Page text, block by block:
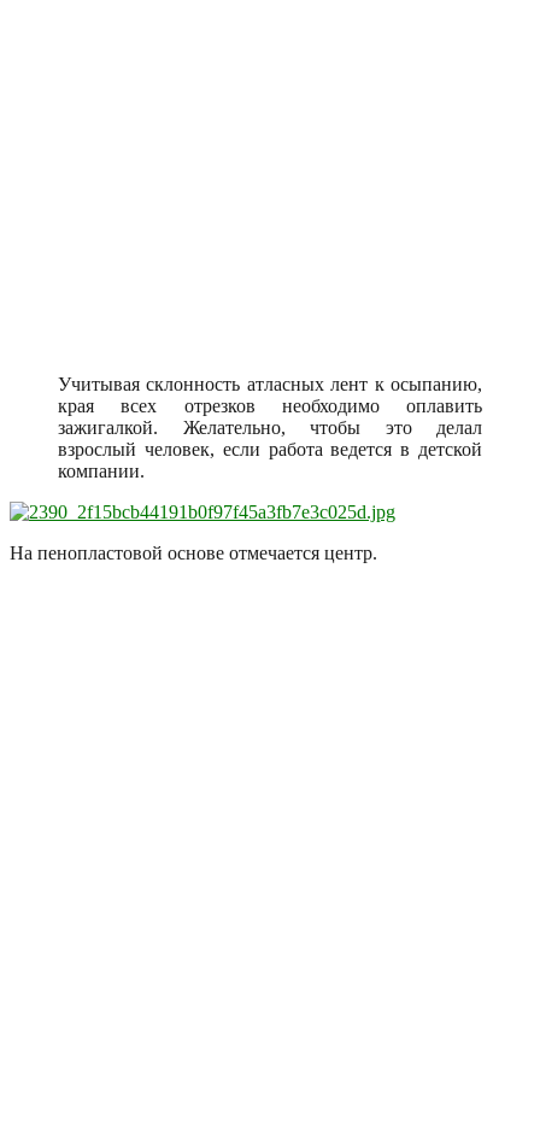
Учитывая склонность атласных лент к осыпанию,
края всех отрезков необходимо оплавить
зажигалкой. Желательно, чтобы это делал
взрослый человек, если работа ведется в детской
компании.
На пенопластовой основе отмечается центр.